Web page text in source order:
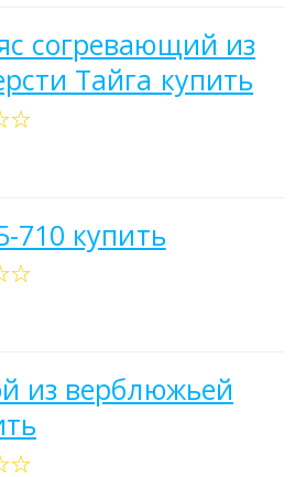
согревающий из
Тайга купить
710 купить
из верблюжьей